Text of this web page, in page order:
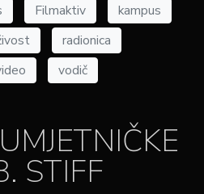
Filmaktiv
kampus
radionica
vodič
STIFF